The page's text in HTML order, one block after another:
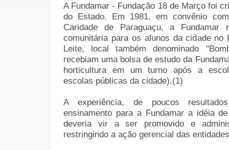
A Fundamar - Fundação 18 de Março foi
do Estado. Em 1981, em convênio
Caridade de Paraguaçu, a Fundamar
comunitária para os alunos da cidade no
Leite, local também denominado
recebiam uma bolsa de estudo da
horticultura em um turno após a
escolas públicas da cidade).(1)
A experiência, de poucos
ensinamento para a Fundamar a idéia
deveria vir a ser promovido e
restringindo a ação gerencial das